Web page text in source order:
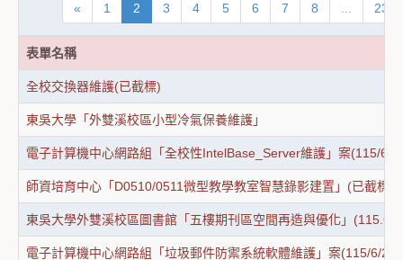
« 1 2 3 4 5 6 7 8 23
表單名稱
全校交換器維護(已截標)
東吳大學「外雙溪校區小型冷氣保養維護」
電子計算機中心網路組「全校性IntelBase_Server維護」案(115/6/
師資培育中心「D0510/0511微型教學教室智慧錄影建置」(已截標)
東吳大學外雙溪校區圖書館「五樓期刊區空間再造與優化」
電子計算機中心網路組「垃圾郵件防禦系統軟體維護」案(115/6/2